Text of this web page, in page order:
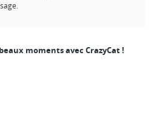
moments avec CrazyCat !